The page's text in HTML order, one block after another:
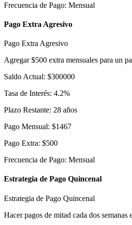
Frecuencia de Pago: Mensual
Pago Extra Agresivo
Pago Extra Agresivo
Agregar $500 extra mensuales para un
Saldo Actual: $300000
Tasa de Interés: 4.2%
Plazo Restante: 28 años
Pago Mensual: $1467
Pago Extra: $500
Frecuencia de Pago: Mensual
Estrategia de Pago Quincenal
Estrategia de Pago Quincenal
Hacer pagos de mitad cada dos semanas